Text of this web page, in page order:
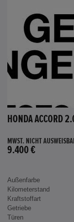
MWST. NICHT
9.400 €
Außenfarbe
Kilometerstand
Kraftstoffart
Getriebe
Türen